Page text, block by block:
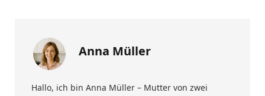
Anna Müller
Hallo, ich bin Anna Müller – Mutter von zwei